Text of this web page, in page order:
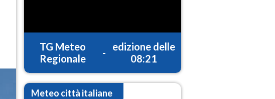
TG Meteo
Regionale
-
edizione delle
08:21
Meteo città italiane